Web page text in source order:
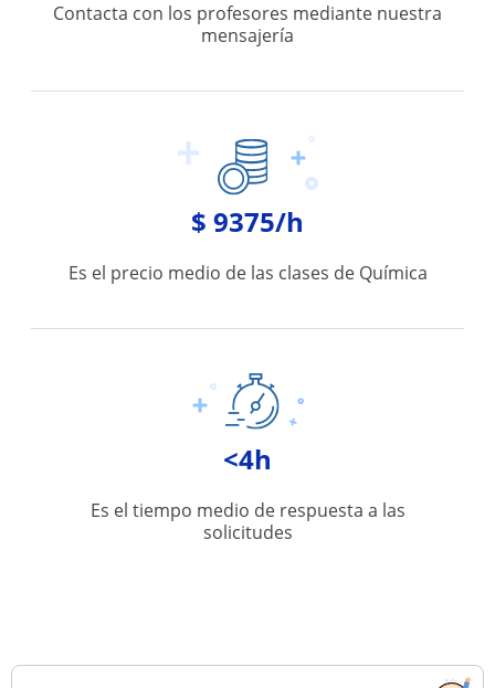
Contacta con los profesores mediante nuestra
mensajería
$ 9375/h
Es el precio medio de las clases de Química
<4h
Es el tiempo medio de respuesta a las
solicitudes